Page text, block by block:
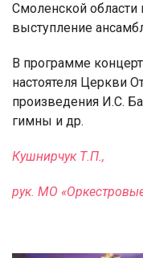
Смоленской области
выступление
В программе
настоятеля Церкви
произведения И.С.
гимны и др.
Кушнирчук Т.П.,
рук. МО